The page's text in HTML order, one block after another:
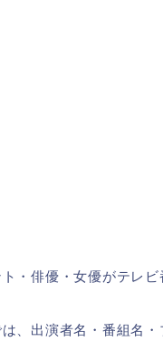
・俳優・女優がテレ
、出演者名・番組名